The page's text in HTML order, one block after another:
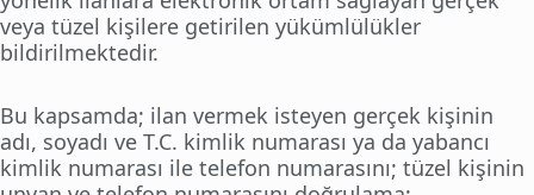
veya tüzel kişilere getirilen yükümlülükler
bildirilmektedir.
Bu kapsamda; ilan vermek isteyen gerçek kişinin
adı, soyadı ve T.C. kimlik numarası ya da yabancı
kimlik numarası ile telefon numarasını; tüzel kişinin